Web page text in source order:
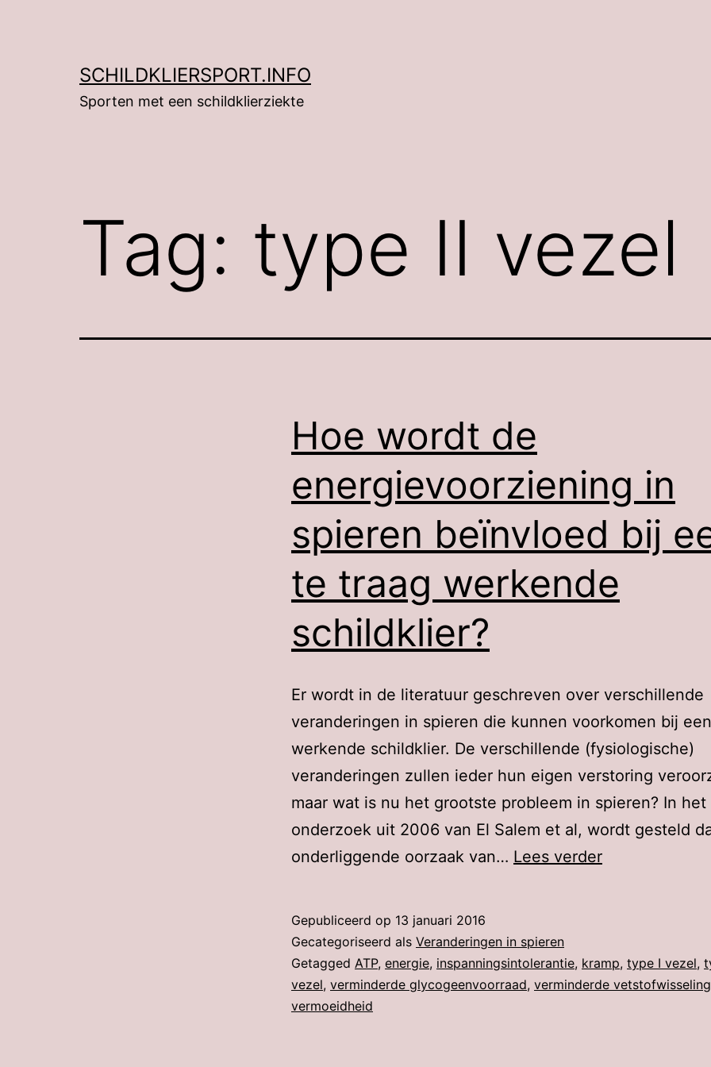
SCHILDKLIERSPORT.INFO
Sporten met een schildklierziekte
Tag: type II vezel
Hoe wordt de
energievoorziening in
spieren beïnvloed bij
te traag werkende
schildklier?
Er wordt in de literatuur geschreven over verschillende
veranderingen in spieren die kunnen voorkomen bij
werkende schildklier. De verschillende (fysiologische)
veranderingen zullen ieder hun eigen verstoring
maar wat is nu het grootste probleem in spieren? In het
onderzoek uit 2006 van El Salem et al, wordt gesteld
onderliggende oorzaak van… Lees verderHoe
in
spieren
Gepubliceerd op 13 januari 2016
Gecategoriseerd als Veranderingen in spieren
Getagged ATP, energie, inspanningsintolerantie, kramp, type I vezel,
vezel, verminderde glycogeenvoorraad, verminderde vetstofwisseling
vermoeidheid